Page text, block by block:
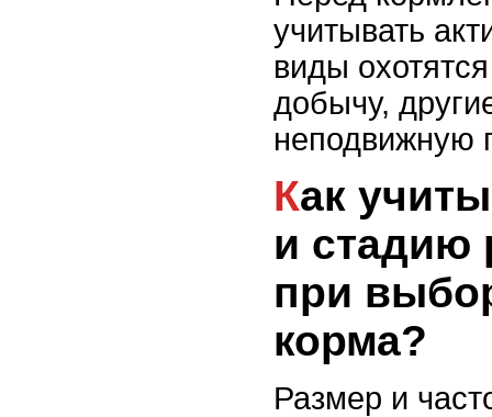
учитывать
виды
добычу,
неподвижную
Как учитывать возраст
и стадию
при
корма?
Размер и